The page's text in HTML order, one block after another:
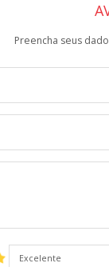
Preencha seus
Excelente